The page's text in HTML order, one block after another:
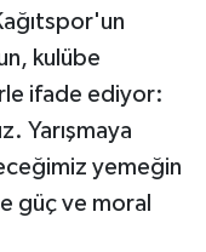
kulübe
ifade ediyor:
Yarışmaya
yemeğin
güç ve moral